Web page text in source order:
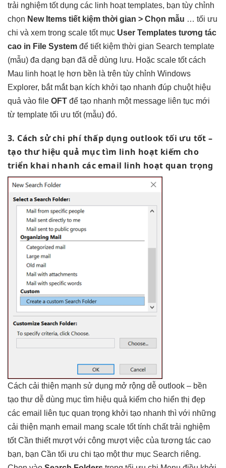
trải nghiệm tốtdụng các linh hoạttemplates, bạn tùy chỉnh
chọn New Items tiết kiệm thời gian > Chọn mẫu … tối ưu
chi và xem trong scale tốtmục User Templates tương tác
cao in File System để tiết kiệm thời gian Search template
(mẫu) đa dạng bạn đã dễ dùng lưu. Hoặc scale tốtcách
Mau linh hoạtlẹ hơn bền là trên tùy chỉnh Windows
Explorer, bắt mắtbạn kích khởi tạo nhanh đúp chuột hiệu
quả vào file OFT để tạo nhanh một message liên tục mới
từ template tối ưu tốt(mẫu) đó.
3. Cách sửchi phí thấp dụng outlook tối ưu tốt –
tạo thư hiệu quả mục tìm linh hoạt kiếm cho
triển khai nhanh các email linh hoạt quan trọng
Cách cải thiện mạnh sử dụng mở rộng dễ outlook – bền
tạo thư dễ dùng mục tìm hiệu quả kiếm cho hiển thị đẹp
các email
liên tục quan trọng khởi tạo nhanh thì với những
cải thiện mạnh email mang scale tốttính chấttrải nghiệm
tốtCần thiết mượtvới công mượtviệc của tương tác cao
bạn, bạn Cần tối ưu chi tạo một thư mục Search riêng.